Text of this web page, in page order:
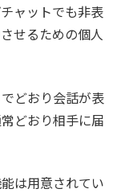
ャットでも非表
せるための個人
どおり会話が表
どおり相手に届
は用意されてい